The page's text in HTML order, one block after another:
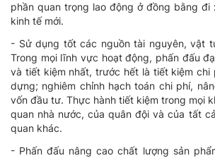
phần quan trọng lao động ở đồng bằng
kinh tế mới.
- Sử dụng tốt các nguồn tài nguyên, vật
Trong mọi lĩnh vực hoạt động, phấn đấu
và tiết kiệm nhất, trước hết là tiết kiệm chi
dựng; nghiêm chỉnh hạch toán chi phí,
vốn đầu tư. Thực hành tiết kiệm trong mọi
quan nhà nước, của quân đội và của tất
quan khác.
- Phấn đấu nâng cao chất lượng sản